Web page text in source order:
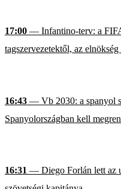
17:00 — Infantino-terv: a
tagszervezetektől, az
16:43 — Vb 2030: a spanyol
Spanyolországban kell
16:31 — Diego Forlán lett az